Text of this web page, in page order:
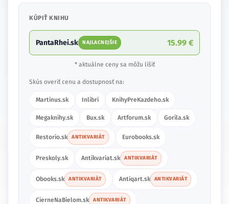
KÚPIŤ KNIHU
PantaRhei.sk NAJLACNEJŠIE 15.99 €
* aktuálne ceny sa môžu líšiť
Skús overiť cenu a dostupnosť na:
Martinus.sk Inlibri KnihyPreKazdeho.sk
Megaknihy.sk Bux.sk Artforum.sk Gorila.sk
Restorio.sk ANTIKVARIÁT Eurobooks.sk
Preskoly.sk Antikvariat.sk ANTIKVARIÁT
Obooks.sk ANTIKVARIÁT Antiqart.sk ANTIKVARIÁT
CierneNaBielom.sk ANTIKVARIÁT